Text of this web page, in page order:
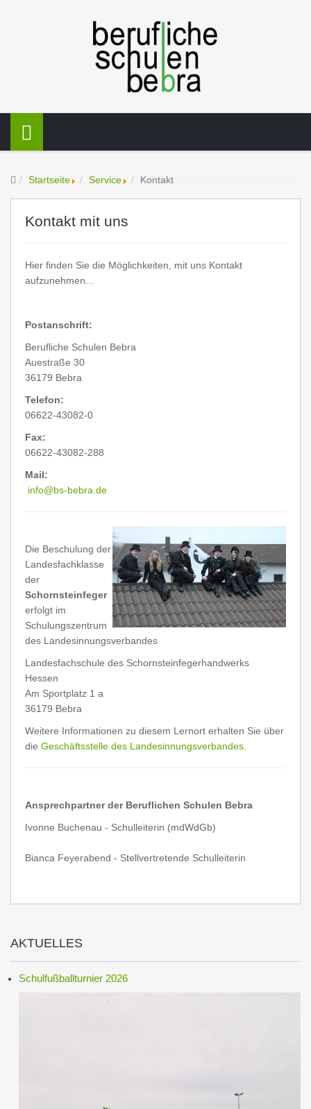
Startseite Service Kontakt
Kontakt mit uns
Hier finden Sie die Möglichkeiten, mit uns Kontakt
aufzunehmen...
Postanschrift:
Berufliche Schulen Bebra
Auestraße 30
36179 Bebra
Telefon:
06622-43082-0
Fax:
06622-43082-288
Mail:
info@bs-bebra.de
Die Beschulung der
Landesfachklasse
der
Schornsteinfeger
erfolgt im
Schulungszentrum
des Landesinnungsverbandes
L andesfachschule des Schornsteinfegerhandwerks
Hessen
Am Sportplatz 1 a
36179 Bebra
Weitere Informationen zu diesem Lernort erhalten Sie über
die Geschäftsstelle des Landesinnungsverbandes
Ansprechpartner der Beruflichen Schulen Bebra
Ivonne Buchenau - Schulleiterin (mdWdGb)
Bianca Feyerabend - Stellvertretende Schulleiterin
AKTUELLES
Schulfußballturnier 2026